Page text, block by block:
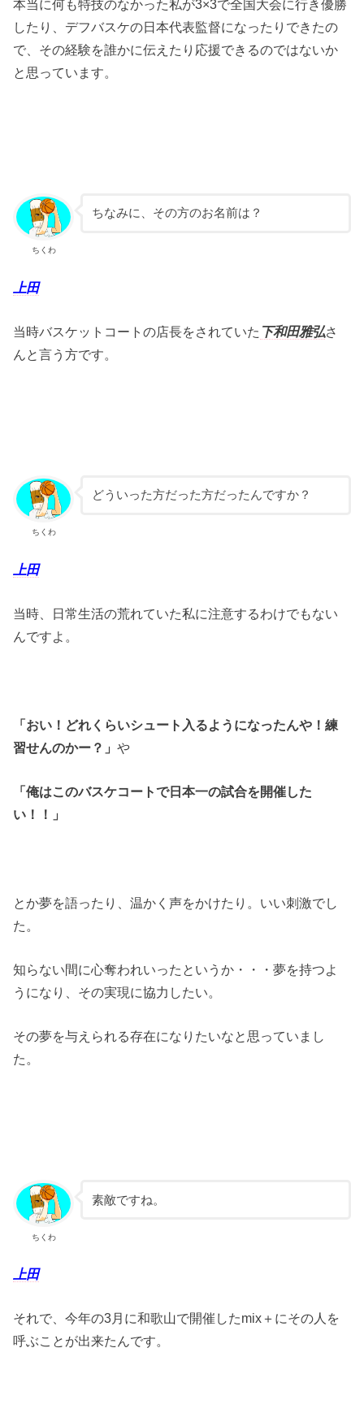
本当に何も特技のなかった私が3×3で全国大会に行き優勝
したり、デフバスケの日本代表監督になったりできたの
で、その経験を誰かに伝えたり応援できるのではないか
と思っています。
ちくわ
ちなみに、その方のお名前は？
上田
当時バスケットコートの店長をされていた 下和田雅弘さ
んと言う方です。
ちくわ
どういった方だった方だったんですか？
上田
当時、日常生活の荒れていた私に注意するわけでもない
んですよ。
「おい！どれくらいシュート入るようになったんや！練
習せんのかー？」や
「俺はこのバスケコートで日本一の試合を開催した
い！！」
とか夢を語ったり、温かく声をかけたり。いい刺激でし
た。
知らない間に心奪われいったというか・・・夢を持つよ
うになり、その実現に協力したい。
その夢を与えられる存在になりたいなと思っていまし
た。
ちくわ
素敵ですね。
上田
それで、今年の3月に和歌山で開催したmix＋にその人を
呼ぶことが出来たんです。